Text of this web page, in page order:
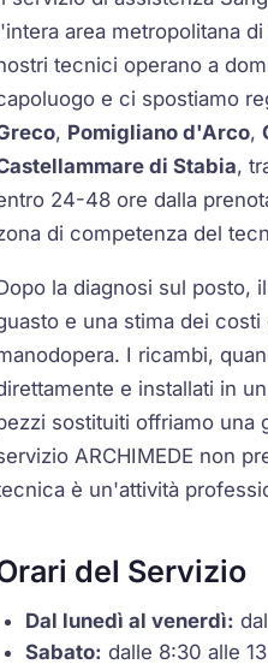
area metropolitana
tecnici operano a
e ci spostiamo
, Pomigliano d'Arco,
di Stabia,
24-48 ore dalla
di competenza del
la diagnosi sul posto,
e una stima dei
I ricambi,
e installati in
sostituiti offriamo una
ARCHIMEDE non
è un'attività
del Servizio
Dal lunedì al venerdì:
Sabato: dalle 8:30 alle